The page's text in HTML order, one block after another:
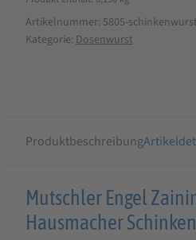
Artikelnummer: 5805-schinkenwurst
Kategorie: Dosenwurst
Produktbeschreibung
Produktbeschreibung
für
Mutschler Engel
Hausmacher